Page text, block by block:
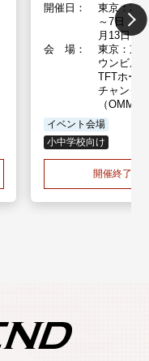
開催日：
東京：
～7日（
月13日（
会 場：
東京：東
ウンビル
TFTホー
チャンダ
（OMM）
イベント会場
小中学校向け
開催終了し